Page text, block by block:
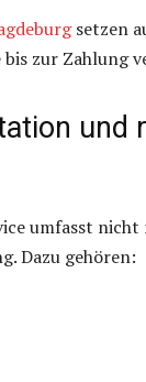
setzen
zur Zahlung
und
umfasst
Dazu gehören: